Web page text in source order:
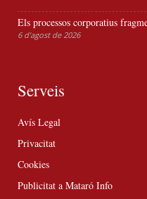
Els processos corporatius
6 d'agost de 2026
Serveis
Avís Legal
Privacitat
Cookies
Publicitat a Mataró Info